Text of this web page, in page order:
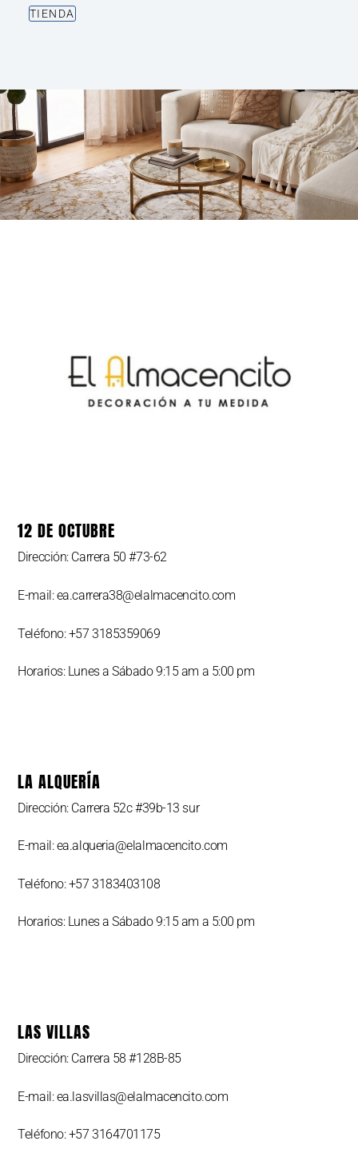
TIENDA
12 DE OCTUBRE
Dirección: Carrera 50 #73-62
E-mail: ea.carrera38@elalmacencito.com
Teléfono: +57 3185359069
Horarios: Lunes a Sábado 9:15 am a 5:00 pm
LA ALQUERÍA
Dirección: Carrera 52c #39b-13 sur
E-mail: ea.alqueria@elalmacencito.com
Teléfono: +57 3183403108
Horarios: Lunes a Sábado 9:15 am a 5:00 pm
LAS VILLAS
Dirección: Carrera 58 #128B-85
E-mail: ea.lasvillas@elalmacencito.com
Teléfono: +57 3164701175